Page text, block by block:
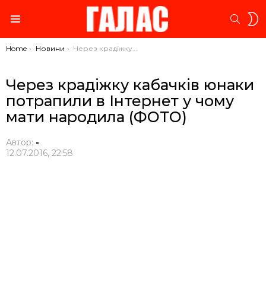
You are here:
Home Новини Через крадіжку кабачків юнаки потрапили в Інтернет у чому мати народила (ФОТО)
Через крадіжку кабачків юнаки
потрапили в Інтернет у чому
мати народила (ФОТО)
Автор: -
12.07.2016, 22:58